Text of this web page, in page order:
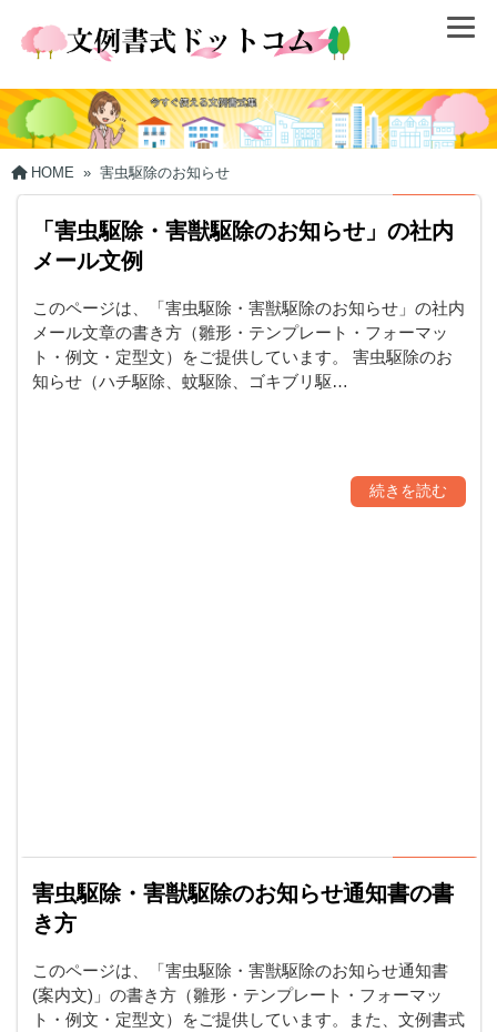
HOME » 害虫駆除のお知らせ
「害虫駆除・害獣駆除のお知らせ」の社内
メール文例
このページは、「害虫駆除・害獣駆除のお知らせ」の社内
メール文章の書き方（雛形・テンプレート・フォーマッ
ト・例文・定型文）をご提供しています。 害虫駆除のお
知らせ（ハチ駆除、蚊駆除、ゴキブリ駆…
続きを読む
害虫駆除・害獣駆除のお知らせ通知書の書
き方
このページは、「害虫駆除・害獣駆除のお知らせ通知書
(案内文)」の書き方（雛形・テンプレート・フォーマッ
ト・例文・定型文）をご提供しています。また、文例書式